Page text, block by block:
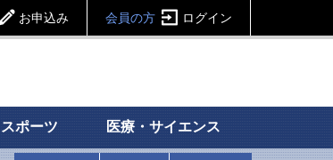
お申込み 会員の方 ログイン
スポーツ 医療・サイエンス